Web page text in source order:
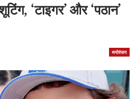
‘टाइगर’ और ‘पठान’
मनोरंजन